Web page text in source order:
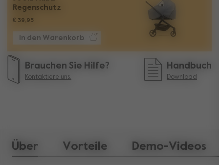
Regenschutz
€ 39,95
in den Warenkorb
Brauchen Sie Hilfe?
Kontaktiere uns.
Handbuch
Download
Über Vorteile Demo-Videos